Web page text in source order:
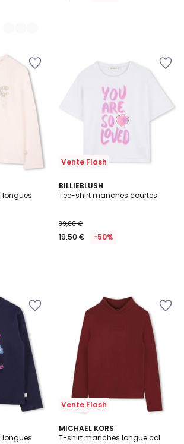
Vente Flash
BILLIEBLUSH
Tee-shirt manches courtes
39,00 €
19,50 € -50%
Vente Flash
MICHAEL KORS
T-shirt manches longue col